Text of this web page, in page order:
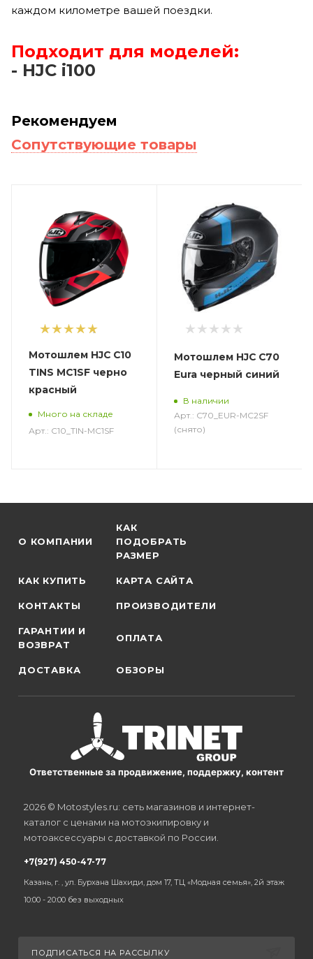
каждом километре вашей поездки.
Подходит для моделей:
- HJC i100
Рекомендуем
Сопутствующие товары
1
Мотошлем HJC C10
TINS MC1SF черно
красный
Много на складе
Арт.: C10_TIN-MC1SF
Мотошлем HJC C70
Eura черный синий
В наличии
Арт.: C70_EUR-MC2SF
(снято)
О КОМПАНИИ
КАК
ПОДОБРАТЬ
РАЗМЕР
КАК КУПИТЬ КАРТА САЙТА
КОНТАКТЫ ПРОИЗВОДИТЕЛИ
ГАРАНТИИ И
ВОЗВРАТ
ОПЛАТА
ДОСТАВКА ОБЗОРЫ
Ответственные за продвижение, поддержку, контент
2026 © Motostyles.ru: сеть магазинов и интернет-
каталог с ценами на мотоэкипировку и
мотоаксессуары с доставкой по России.
+7(927) 450-47-77
Казань, г. , ул. Бурхана Шахиди, дом 17, ТЦ «Модная семья», 2й этаж
10:00 - 20:00 без выходных
ПОДПИСАТЬСЯ НА РАССЫЛКУ